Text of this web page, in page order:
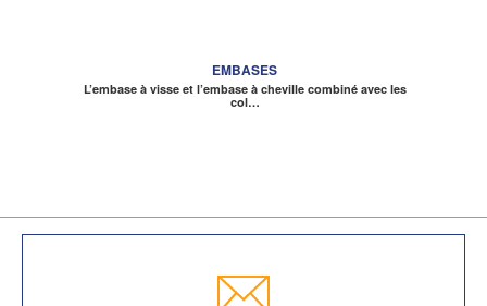
EMBASES
L’embase à visse et l’embase à cheville combiné avec les
col…